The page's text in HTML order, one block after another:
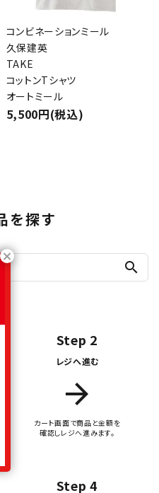
コンビネーションミール
久保建英
TAKE
コットンTシャツ
オートミール
5,500円(税込)
を探す
search
Step 2
レジへ進む
arrow_forward
カート画面で商品と金額を
確認しレジへ進みます。
Step 4